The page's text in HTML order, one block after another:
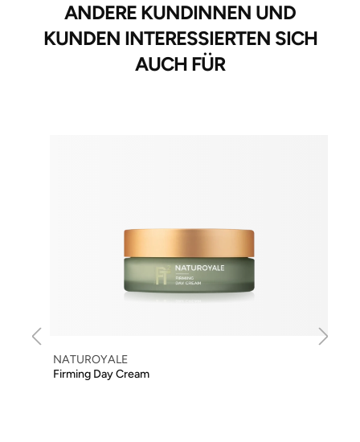
ANDERE KUNDINNEN UND
KUNDEN INTERESSIERTEN SICH
AUCH FÜR
NATUROYALE
Firming Day Cream